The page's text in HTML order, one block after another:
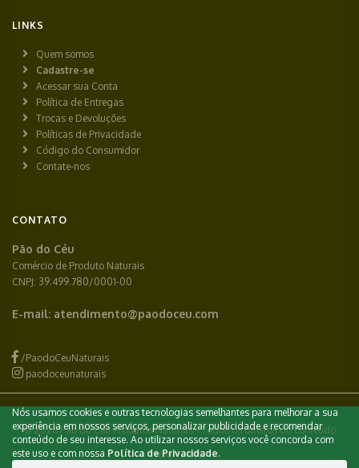
LINKS
Quem somos
Cadastre-se
Acessar sua Conta
Política de Entregas
Trocas e Devoluções
Políticas de Privacidade
Código do Consumidor
Contate-nos
CONTATO
Pão do Céu
Comércio de Produto Naturais
CNPJ: 39.499.780/0001-00
E-mail: atendimento@paodoceu.com
/PaodoCeuNaturais
paodoceunaturais
© 2026 Pão do Céu Produtos Naturais - Todos os direitos do conteúdo
reservados.
Nós usamos cookies e outras tecnologias semelhantes para melhorar a sua
experiência em nossos serviços, personalizar publicidade e recomendar
conteúdo de seu interesse. Ao utilizar nossos serviços você concorda com
este uso e com nossa Política de Privacidade.